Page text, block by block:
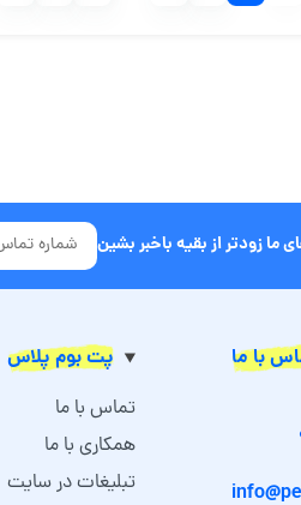
ما زودتر از بقیه باخبر بشین
با ما پت بوم پلاس
تماس با ما
همکاری با ما
تبلیغات در سایت